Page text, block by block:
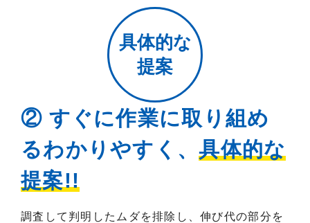
具体的な
提案
② すぐに作業に取り組め
るわかりやすく、具体的な
提案!!
調査して判明したムダを排除し、伸び代の部分を